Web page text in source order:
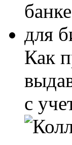
Как
с